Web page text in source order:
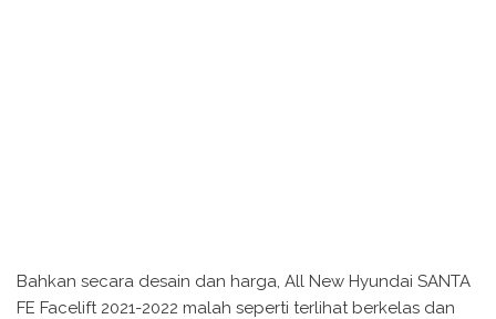
Bahkan secara desain dan harga, All New Hyundai SANTA
FE Facelift 2021-2022 malah seperti terlihat berkelas dan